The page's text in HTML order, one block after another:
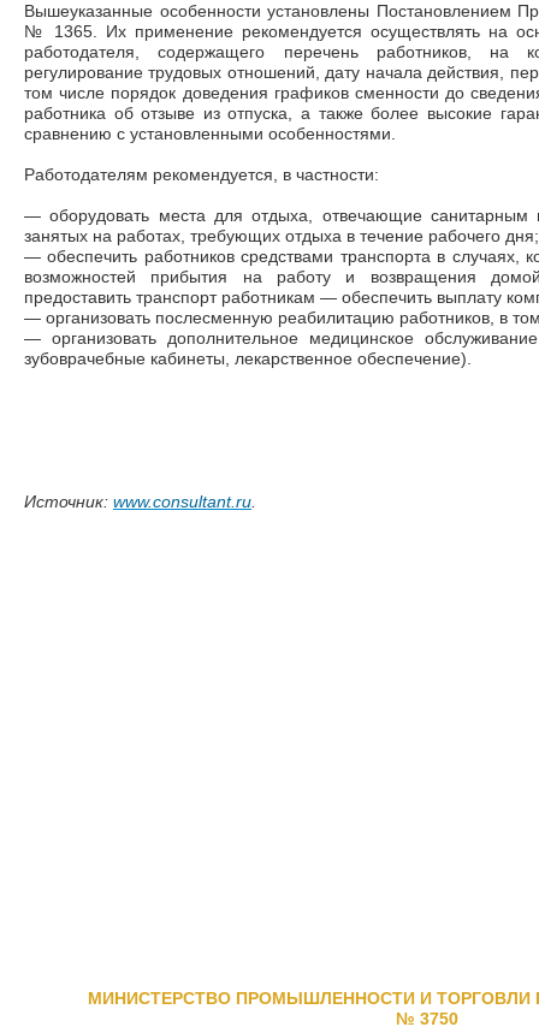
Вышеуказанные особенности установлены Постановлением
№ 1365. Их применение рекомендуется осуществлять на
работодателя, содержащего перечень работников, на
регулирование трудовых отношений, дату начала действия,
том числе порядок доведения графиков сменности до
работника об отзыве из отпуска, а также более высокие
сравнению с установленными особенностями.
Работодателям рекомендуется, в частности:
—оборудовать места для отдыха, отвечающие
занятых на работах, требующих отдыха в течение рабочего дня;
—обеспечить работников средствами транспорта в случаях,
возможностей прибытия на работу и возвращения
предоставить транспорт работникам — обеспечить выплату
— организовать послесменную реабилитацию работников, в
— организовать дополнительное медицинское
зубоврачебные кабинеты, лекарственное обеспечение).
Источник: www.consultant.ru.
МИНИСТЕРСТВО ПРОМЫШЛЕННОСТИ И ТОРГОВЛИ
№ 3750